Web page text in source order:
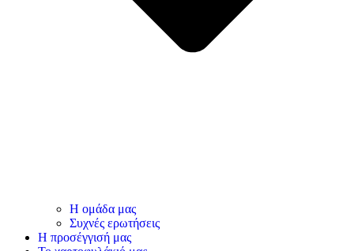
Η ομάδα μας
Συχνές ερωτήσεις
Η προσέγγισή μας